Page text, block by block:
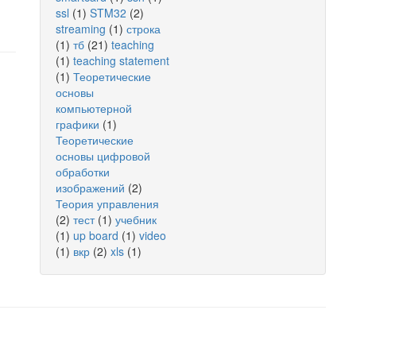
ssl (1) STM32 (2)
streaming (1) строка
(1) тб (21) teaching
(1) teaching statement
(1) Теоретические
основы
компьютерной
графики (1)
Теоретические
основы цифровой
обработки
изображений (2)
Теория управления
(2) тест(1) учебник
(1) up board (1) video
(1) вкр (2) xls (1)